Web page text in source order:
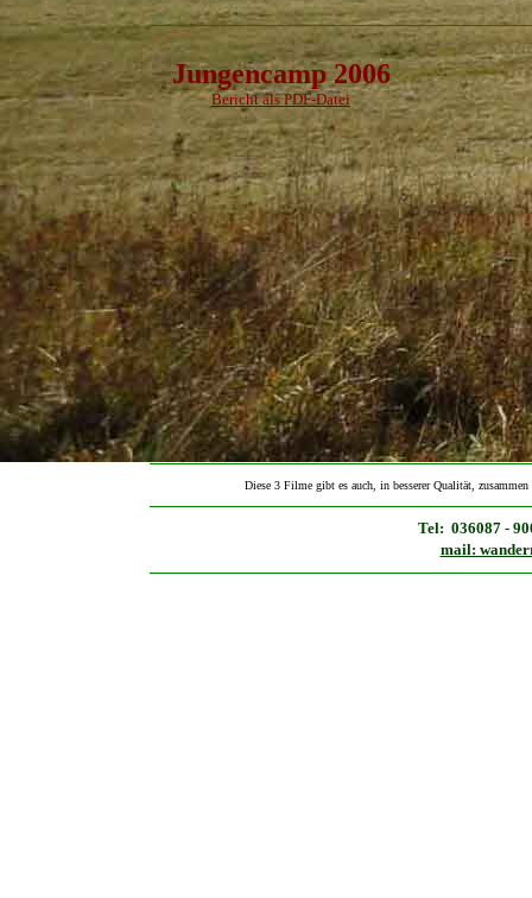
Jungencamp 2006
Bericht als PDF-Datei
Diese 3 Filme gibt es auch, in besserer Qualität,
Tel: 036087 -
mail: